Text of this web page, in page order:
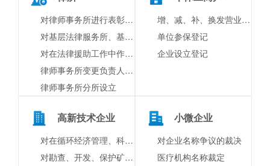
对律师事务所进行表彰奖励
对基层法律服务所、基层法律服务工作者进行表彰奖励
对在法律援助工作中作出突出贡献的组织和个人进行表彰奖励
律师事务所变更负责人变更
律师事务所分所设立
增、减、补、换发营业执照
单位参保登记
企业设立登记
高新技术企业
对在循环经济管理、科学技术研究、产品开发、示范和推广工作中做出显著成绩的单位和个人的表彰奖励
对勘查、开发、保护矿产资源和进行科学技术研究的奖励
小微企业
对企业名称争议的裁决
医疗机构名称裁定